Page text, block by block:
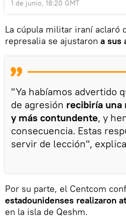
1 de junio, 18:20 GMT
La cúpula militar iraní aclaró
represalia se ajustaron a sus
"Ya habíamos advertido
de agresión recibiría una
y más contundente, y
consecuencia. Estas
servir de lección",
Por su parte, el Centcom
estadounidenses realizaron
en la isla de Qeshm.